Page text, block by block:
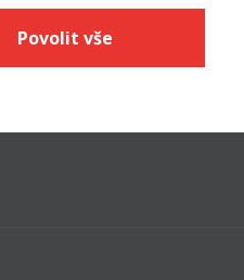
Povolit vše